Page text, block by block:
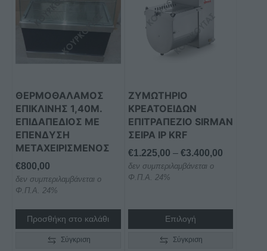
ΘΕΡΜΟΘΑΛΑΜΟΣ
ΕΠΙΚΛΙΝΗΣ 1,40Μ.
ΕΠΙΔΑΠΕΔΙΟΣ ΜΕ
ΕΠΕΝΔΥΣΗ
ΜΕΤΑΧΕΙΡΙΣΜΕΝΟΣ
€800,00
δεν συμπεριλαμβάνεται ο
Φ.Π.Α. 24%
Προσθήκη στο καλάθι
Σύγκριση
ΖΥΜΩΤΗΡΙΟ
ΚΡΕΑΤΟΕΙΔΩΝ
ΕΠΙΤΡΑΠΕΖΙΟ SIRMAN
ΣΕΙΡΑ IP KRF
€1.225,00 – €3.400,00Price
€3.400,00
δεν συμπεριλαμβάνεται ο
Φ.Π.Α. 24%
Επιλογή
πολλαπλές
μπορούν
να
επιλεγούν
στη
σελίδα
του
προϊόντος
Σύγκριση